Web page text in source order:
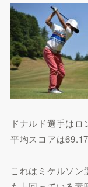
ドナルド選手は
平均スコアは
これはミケルソ